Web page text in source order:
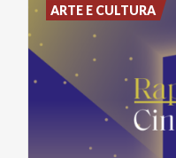
ARTE E CULTURA